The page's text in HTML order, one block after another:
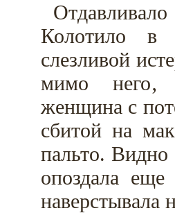
Колотило в
слезливой
мимо него‚
женщина с
сбитой на
пальто. Видно
опоздала
наверстывала